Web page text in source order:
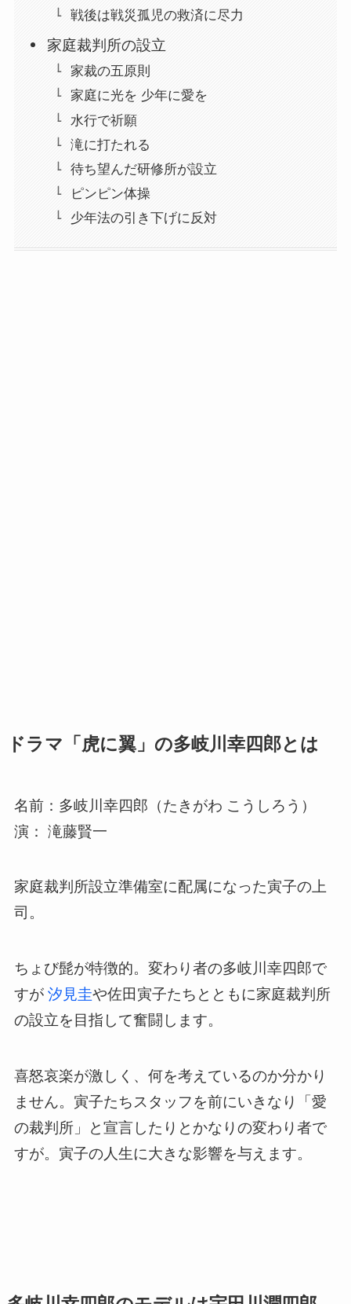
戦後は戦災孤児の救済に尽力
家庭裁判所の設立
家裁の五原則
家庭に光を 少年に愛を
水行で祈願
滝に打たれる
待ち望んだ研修所が設立
ピンピン体操
少年法の引き下げに反対
ドラマ「虎に翼」の多岐川幸四郎とは
名前：多岐川幸四郎（たきがわ こうしろう）
演： 滝藤賢一
家庭裁判所設立準備室に配属になった寅子の上
司。
ちょび髭が特徴的。変わり者の多岐川幸四郎で
すが汐見圭や佐田寅子たちとともに家庭裁判所
の設立を目指して奮闘します。
喜怒哀楽が激しく、何を考えているのか分かり
ません。寅子たちスタッフを前にいきなり「愛
の裁判所」と宣言したりとかなりの変わり者で
すが。寅子の人生に大きな影響を与えます。